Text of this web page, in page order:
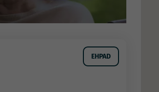
EHPAD